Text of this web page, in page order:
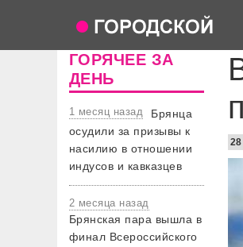
ГОРЯЧЕЕ ЗА
ДЕНЬ
1 месяц назад
Брянца
осудили за призывы к
насилию в отношении
индусов и кавказцев
2 месяца назад
Брянская пара вышла в
финал Всероссийского